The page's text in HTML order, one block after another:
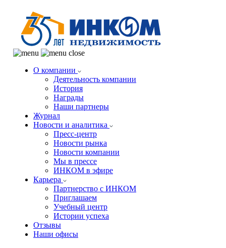
О компании
Деятельность компании
История
Награды
Наши партнеры
Журнал
Новости и аналитика
Пресс-центр
Новости рынка
Новости компании
Мы в прессе
ИНКОМ в эфире
Карьера
Партнерство с ИНКОМ
Приглашаем
Учебный центр
Истории успеха
Отзывы
Наши офисы